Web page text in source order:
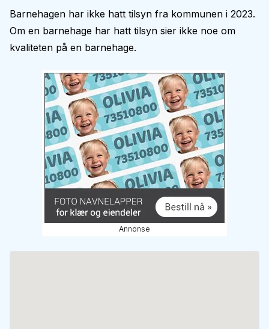
Barnehagen har ikke hatt tilsyn fra kommunen i 2023.
Om en barnehage har hatt tilsyn sier ikke noe om
kvaliteten på en barnehage.
Annonse